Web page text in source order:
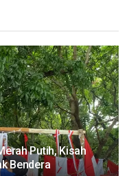
Putih, Kisah
Bendera